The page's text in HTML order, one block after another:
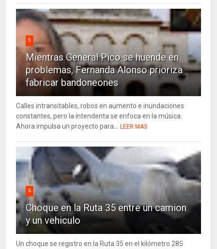
5
Mientras General Pico se huende en
problemas, Fernanda Alonso prioriza
fabricar bandoneones
Calles intransitables, robos en aumento e inundaciones
constantes, pero la intendenta se enfoca en la música.
Ahora impulsa un proyecto para...
LEER MAS
6
Choque en la Ruta 35 entre un camion
y un vehiculo
Un choque se registro en la Ruta 35 en el kilómetro 285